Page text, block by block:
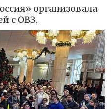
организовала
с ОВЗ.